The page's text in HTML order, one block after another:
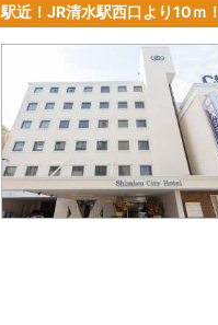
駅近！JR清水駅西口より10ｍ！